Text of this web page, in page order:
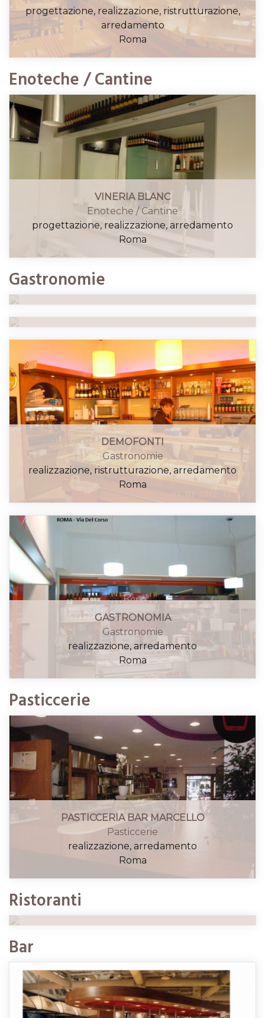
progettazione, realizzazione, ristrutturazione,
arredamento
Roma
Enoteche / Cantine
VINERIA BLANC
Enoteche / Cantine
progettazione, realizzazione, arredamento
Roma
Gastronomie
CALAPICCHIONI
Gastronomie
progettazione, realizzazione, ristrutturazione,
Gastronomie
realizzazione, arredamento
DEMOFONTI
Gastronomie
realizzazione, ristrutturazione, arredamento
Roma
GASTRONOMIA
Gastronomie
realizzazione, arredamento
Roma
Pasticcerie
PASTICCERIA BAR MARCELLO
Pasticcerie
realizzazione, arredamento
Roma
Ristoranti
RISTORANTE MINERVA
Ristoranti
ristrutturazione, arredamento
Bar